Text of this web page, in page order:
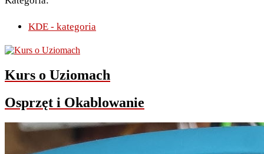
KDE - kategoria
Kurs o Uziomach
Osprzęt i Okablowanie